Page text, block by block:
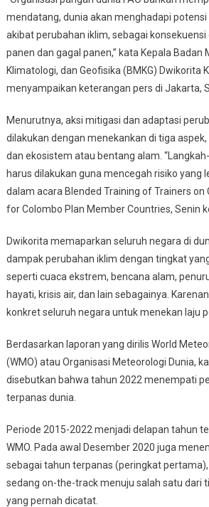
mendatang, dunia akan menghadapi
akibat perubahan iklim, sebagai
panen dan gagal panen,” kata Kepala Badan
Klimatologi, dan Geofisika (BMKG) Dwikorita
menyampaikan keterangan pers di Jakarta,
Menurutnya, aksi mitigasi dan adaptasi
dilakukan dengan menekankan di tiga
dan ekosistem atau bentang alam.
harus dilakukan guna mencegah risiko yang
dalam acara Blended Training of Trainers on
for Colombo Plan Member Countries, Senin
Dwikorita memaparkan seluruh negara di
dampak perubahan iklim dengan tingkat
seperti cuaca ekstrem, bencana alam,
hayati, krisis air, dan lain sebagainya.
konkret seluruh negara untuk menekan laju
Berdasarkan laporan yang dirilis World
(WMO) atau Organisasi Meteorologi Dunia,
disebutkan bahwa tahun 2022 menempati
terpanas dunia.
Periode 2015-2022 menjadi delapan tahun
WMO. Pada awal Desember 2020 juga
sebagai tahun terpanas (peringkat
sedang on-the-track menuju salah satu dari
yang pernah dicatat.